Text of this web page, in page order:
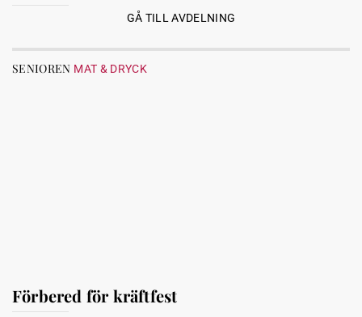
GÅ TILL AVDELNING
SENIOREN MAT & DRYCK
Förbered för kräftfest